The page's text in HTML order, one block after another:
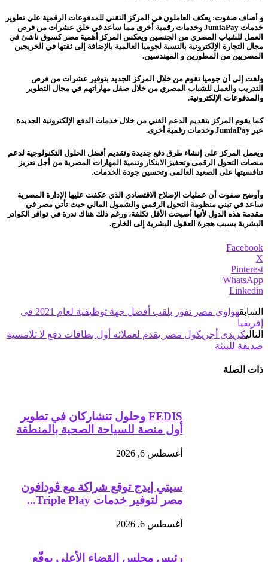
و أضاف صفوت: يعكف العاملون في المركز التقني للمدفوعات الرقمية على تطوير
خدمات JumiaPay وخدمات رقمية أخرى مما ساعد في خلق عشرات من فرص
العمل للشباب المصري من الجنسين ويعكس المركز أهمية مصر كسوق ناشئ في
مجال التجارة الإلكترونية بالنسبة لجوميا العالمية بالإضافة إلى ثقتها في الخريجين
المصريين من المطورين و المهندسين.
ولفت إلى أن جوميا تقوم من خلال المركز الجديد بتوفير عشرات من فرص
التدريب والعمل للشباب المصري من خلال صقل مهاراتهم في مجال التطوير
والمدفوعات الإلكترونية.
كما يقوم المركز بتقديم الدعم الفني من خلال خدمات الدفع الإلكترونية الجديدة
عبر JumiaPay وخدمات رقمية أخرى.
ويعمل المركز على إنشاء طرق دفع جديدة وتقديم أفضل الحلول التكنولوجية لدعم
منصات التحول الرقمى وتحفيز الابتكار وتنمية المهارات المصرية من أجل تعزيز
تنافسيتها على الصعيد العالمى وتحسين جودة الخدمات.
وأوضح صفوت أن عمليات الإصلاح الاقتصادي الذي عكفت عليها الإدارة المصرية
ساعد في تبني منظومة التحول الرقمي والشمول المالي حيث تأتي مصر في
مقدمة هذه الدول لأنها أصبحت الأقل تكلفة، ورغم ذلك هناك ندرة في توافر الكوادر
البشرية بسبب هجرة العقول البشرية إلى الخارج.
Facebook
X
Pinterest
WhatsApp
Linkedin
السابق
هواوى مصر تفوز بلقب أفضل جهة توظيفية لعام 2021 فى
إفريقيا
التاليكريدى أجريكول مصر يقدم لعملائه أول بطاقات دفع لا تلامسية
صديقة للبيئة
ذات الصلة
FEDIS وحلول تتشاركان في تطوير
أول منصة للسياحة الصحية بالمنطقة
أغسطس 6, 2026
سيتي إيدج توقع شراكة مع ڤودافون
مصر لتوفير خدمات Triple Play...
أغسطس 6, 2026
رئيس مجلس القضاء الأعلى يوقّع